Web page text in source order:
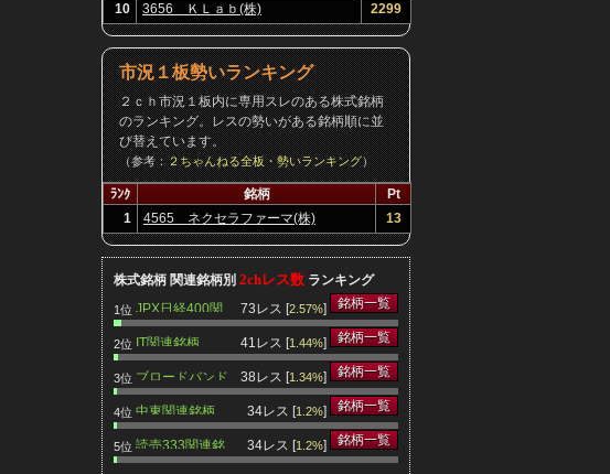
10
3656 ＫＬａｂ(株) 2299
市況１板勢いランキング
２ｃｈ市況１板内に専用スレのある株式銘柄
のランキング。レスの勢いがある銘柄順に並
び替えています。
（参考：２ちゃんねる全板・勢いランキング）
ﾗﾝｸ 銘柄
Pt
1
4565 ネクセラファーマ(株) 13
株式銘柄 関連銘柄別 2chレス数 ランキング
1位 JPX日経400関
連銘柄
73レス [2.57%] 銘柄一覧
2位 IT関連銘柄 41レス [1.44%] 銘柄一覧
3位 ブロードバンド
関連銘柄
38レス [1.34%] 銘柄一覧
4位 中東関連銘柄 34レス [1.2%] 銘柄一覧
5位 読売333関連銘
柄
34レス [1.2%] 銘柄一覧